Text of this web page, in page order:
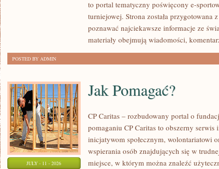
to portal tematyczny poświęcony e-
turniejowej. Strona została przygotowana
poznawać najciekawsze informacje ze
materiały obejmują wiadomości,
POSTED BY ADMIN
JULY - 11 - 2026
Jak Pomagać?
CP Caritas – rozbudowany portal o
pomaganiu CP Caritas to obszerny
inicjatywom społecznym, wolontariatowi
wspierania osób znajdujących się w
miejsce, w którym można znaleźć